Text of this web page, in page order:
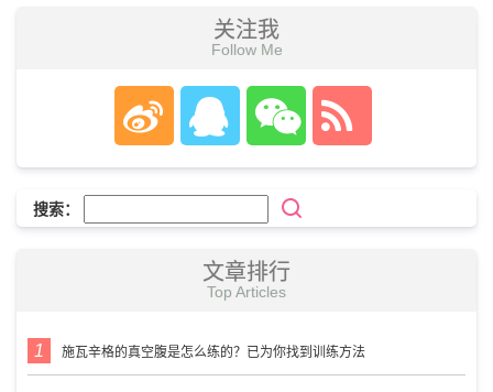
关注我
Follow Me
搜索：
文章排行
Top Articles
施瓦辛格的真空腹是怎么练的？已为你找到训练方法